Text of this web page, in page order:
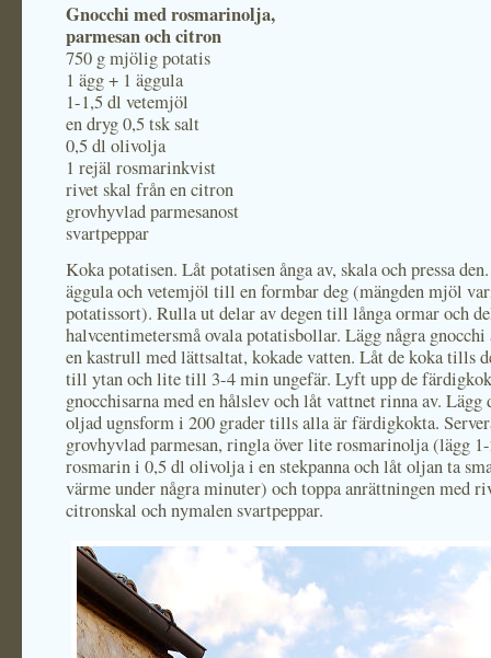
Gnocchi med rosmarinolja,
parmesan och citron
750 g mjölig potatis
1 ägg + 1 äggula
1-1,5 dl vetemjöl
en dryg 0,5 tsk salt
0,5 dl olivolja
1 rejäl rosmarinkvist
rivet skal från en citron
grovhyvlad parmesanost
svartpeppar
Koka potatisen. Låt potatisen ånga av, skala och pressa
äggula och vetemjöl till en formbar deg (mängden mjöl
potatissort). Rulla ut delar av degen till långa ormar och
halvcentimetersmå ovala potatisbollar. Lägg några gnocchi
en kastrull med lättsaltat, kokade vatten. Låt de koka tills
till ytan och lite till 3-4 min ungefär. Lyft upp de
gnocchisarna med en hålslev och låt vattnet rinna av. Lägg
oljad ugnsform i 200 grader tills alla är färdigkokta.
grovhyvlad parmesan, ringla över lite rosmarinolja (lägg
rosmarin i 0,5 dl olivolja i en stekpanna och låt oljan ta
värme under några minuter) och toppa anrättningen med
citronskal och nymalen svartpeppar.